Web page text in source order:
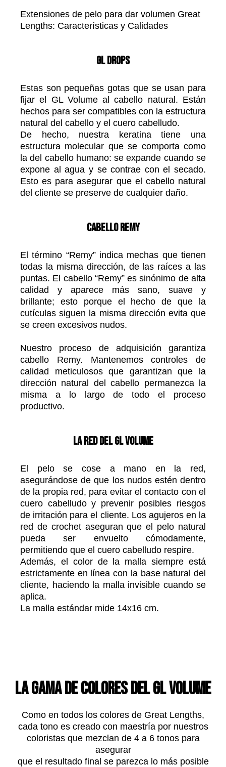
Extensiones de pelo para dar volumen Great
Lengths: Características y Calidades
GL Drops
Estas son pequeñas gotas que se usan para
fijar el GL Volume al cabello natural. Están
hechos para ser compatibles con la estructura
natural del cabello y el cuero cabelludo.
De hecho, nuestra keratina tiene una
estructura molecular que se comporta como
la del cabello humano: se expande cuando se
expone al agua y se contrae con el secado.
Esto es para asegurar que el cabello natural
del cliente se preserve de cualquier daño.
Cabello Remy
El término “Remy” indica mechas que tienen
todas la misma dirección, de las raíces a las
puntas. El cabello “Remy” es sinónimo de alta
calidad y aparece más sano, suave y
brillante; esto porque el hecho de que la
cutículas siguen la misma dirección evita que
se creen excesivos nudos.
Nuestro proceso de adquisición garantiza
cabello Remy. Mantenemos controles de
calidad meticulosos que garantizan que la
dirección natural del cabello permanezca la
misma a lo largo de todo el proceso
productivo.
La red del GL Volume
El pelo se cose a mano en la red,
asegurándose de que los nudos estén dentro
de la propia red, para evitar el contacto con el
cuero cabelludo y prevenir posibles riesgos
de irritación para el cliente. Los agujeros en la
red de crochet aseguran que el pelo natural
pueda ser envuelto cómodamente,
permitiendo que el cuero cabelludo respire.
Además, el color de la malla siempre está
estrictamente en línea con la base natural del
cliente, haciendo la malla invisible cuando se
aplica.
La malla estándar mide 14x16 cm.
La gama de colores del GL Volume
Como en todos los colores de Great Lengths,
cada tono es creado con maestría por nuestros
coloristas que mezclan de 4 a 6 tonos para
asegurar
que el resultado final se parezca lo más posible